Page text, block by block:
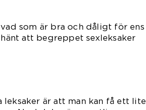
som är bra och dåligt för ens
att begreppet sexleksaker
leksaker är att man kan få ett lite